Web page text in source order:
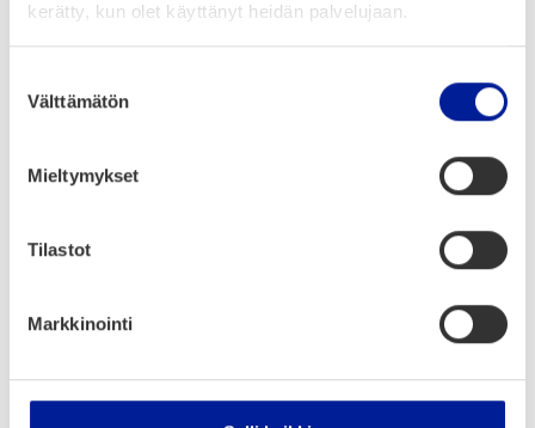
kerätty, kun olet käyttänyt heidän palvelujaan.
valinta
Välttämätön
Mieltymykset
Tilastot
Markkinointi
Jaa artikkeli:
Ajankohtaista